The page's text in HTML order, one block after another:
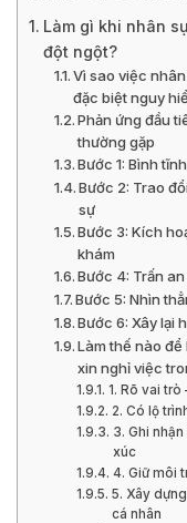
Làm gì khi nhân
đột ngột?
Vì sao việc
đặc biệt nguy
Phản ứng đầu
thường gặp
Bước 1: Bình
Bước 2: Trao
sự
Bước 3: Kích
khám
Bước 4: Trấn
Bước 5: Nhìn
Bước 6: Xây lại
Làm thế nào
xin nghỉ việc
1. Rõ vai trò
2. Có lộ
3. Ghi
xúc
4. Giữ môi
5. Xây
cá nhân